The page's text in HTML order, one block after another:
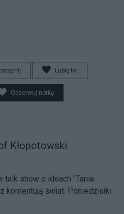
Lubię to!
Obserwuj notkę
Kłopotowski
talk show o ideach "Tanie
komentują świat. Poniedziałki